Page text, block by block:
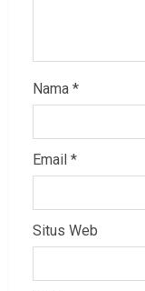
Nama *
Email *
Situs Web